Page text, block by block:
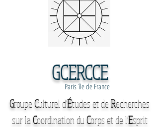
GCERCCE
Paris île de France
GroupeCulturel d'Études et deRecherches
sur laCoordination duCorps et de l'Esprit